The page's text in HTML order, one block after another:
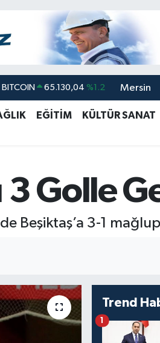
BITCOIN 65.130,04 %1.2
DOLAR 47,7106 %0.17
ALTIN 6618.49
BİST100 13.773 %-19
Mersin
EĞİTİM KÜLTÜR SANAT
Golle
Beşiktaş’a 3-1
Trend
1